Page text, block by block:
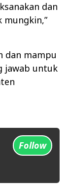
dan
mungkin,”
dan mampu
jawab untuk
Follow